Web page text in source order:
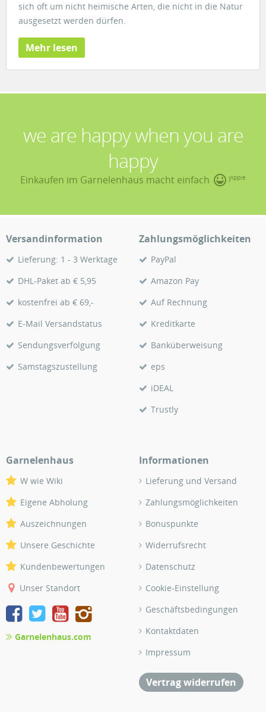
sich oft um nicht heimische Arten, die nicht in die Natur
ausgesetzt werden dürfen.
Mehr lesen
we are happy when you are
happy
Einkaufen im Garnelenhaus macht einfach yippie
Versandinformation
Lieferung: 1 - 3 Werktage
DHL-Paket ab € 5,95
kostenfrei ab € 69,-
E-Mail Versandstatus
Sendungsverfolgung
Samstagszustellung
Zahlungsmöglichkeiten
PayPal
Amazon Pay
Auf Rechnung
Kreditkarte
Banküberweisung
eps
iDEAL
Trustly
Garnelenhaus
W wie Wiki
Eigene Abholung
Auszeichnungen
Unsere Geschichte
Kundenbewertungen
Unser Standort
Garnelenhaus.com
Informationen
Lieferung und Versand
Zahlungsmöglichkeiten
Bonuspunkte
Widerrufsrecht
Datenschutz
Cookie-Einstellung
Geschäftsbedingungen
Kontaktdaten
Impressum
Vertrag widerrufen